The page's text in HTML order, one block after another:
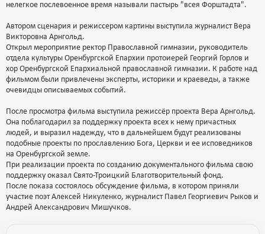
нелегкое послевоенное время называли пастырь "всея Форштадта".
Автором сценария и режиссером картины выступила журналист Вера
Викторовна Арнгольд.
Открыл мероприятие ректор Православной гимназии, руководитель
отдела культуры Оренбургской Епархии протоиерей Георгий Горлов и
хор Оренбургской Епархиальной православной гимназии. К работе над
фильмом были привлечены эксперты, историки и краеведы, а также
очевидцы описываемых событий.
После просмотра фильма выступила режиссёр проекта Вера Арнгольд.
Она поблагодарил за поддержку проекта всех к нему причастных
людей, и выразил надежду, что в дальнейшем будут реализованы
подобные проекты по прославлению Бога, Церкви и ее исповедников
на Оренбургской земле.
При реализации проекта по созданию документального фильма свою
поддержку оказал Свято-Троицкий Благотворительный фонд.
После показа состоялось обсуждение фильма, в котором приняли
участие поэт Алексей Никуленко, журналист Павел Георгиевич Рыков и
Андрей Александрович Мишучков.